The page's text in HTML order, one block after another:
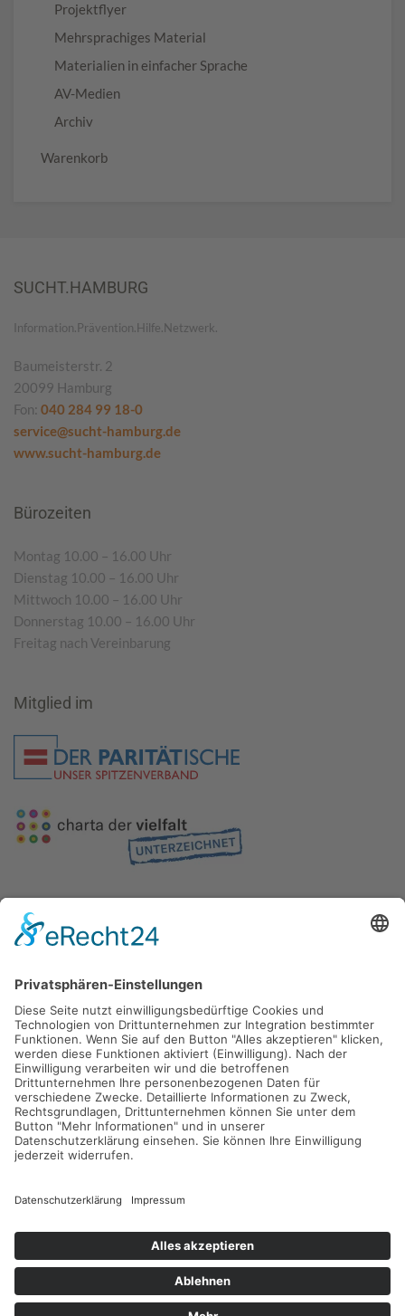
Projektflyer
Mehrsprachiges Material
Materialien in einfacher Sprache
AV-Medien
Archiv
Warenkorb
SUCHT.HAMBURG
Information.Prävention.Hilfe.Netzwerk.
Baumeisterstr. 2
20099 Hamburg
Fon: 040 284 99 18-0
service@sucht-hamburg.de
www.sucht-hamburg.de
Bürozeiten
Montag 10.00 – 16.00 Uhr
Dienstag 10.00 – 16.00 Uhr
Mittwoch 10.00 – 16.00 Uhr
Donnerstag 10.00 – 16.00 Uhr
Freitag nach Vereinbarung
Mitglied im
Gefördert durch die
Freie und Hansestadt Hamburg
SUCHT.HAMBURG gGmbH
Datenschutz Impressum Sitemap